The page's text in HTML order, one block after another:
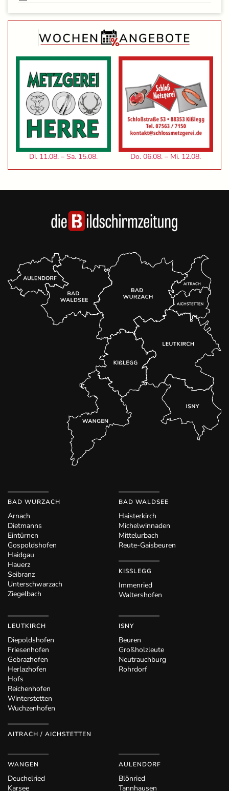
Di. 11.08. – Sa. 15.08. Do. 06.08. – Mi. 12.08.
BAD WURZACH
Arnach
Dietmanns
Eintürnen
Gospoldshofen
Haidgau
Hauerz
Seibranz
Unterschwarzach
Ziegelbach
BAD WALDSEE
Haisterkirch
Michelwinnaden
Mittelurbach
Reute-Gaisbeuren
KISSLEGG
Immenried
Waltershofen
LEUTKIRCH
Diepoldshofen
Friesenhofen
Gebrazhofen
Herlazhofen
Hofs
Reichenhofen
Winterstetten
Wuchzenhofen
AITRACH / AICHSTETTEN
ISNY
Beuren
Großholzleute
Neutrauchburg
Rohrdorf
WANGEN
Deuchelried
Karsee
AULENDORF
Blönried
Tannhausen